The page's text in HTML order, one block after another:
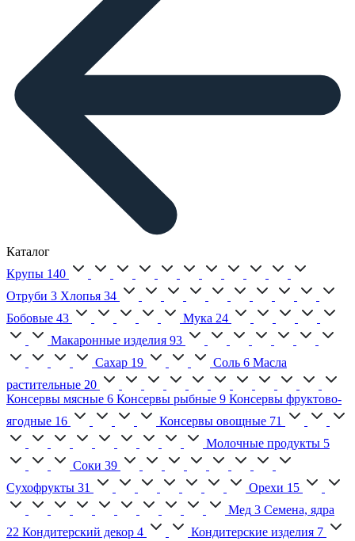
Каталог
Крупы 140
Отруби 3 Хлопья 34
Бобовые 43 Мука 24
Макаронные изделия 93
Сахар 19 Соль 6 Масла
растительные 20
Консервы мясные 6 Консервы рыбные 9 Консервы фруктово-
ягодные 16 Консервы овощные 71
Молочные продукты 5
Соки 39
Сухофрукты 31 Орехи 15
Мед 3 Семена, ядра
22 Кондитерский декор 4 Кондитерские изделия 7